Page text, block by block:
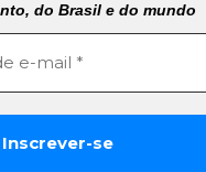
do Brasil e do mundo